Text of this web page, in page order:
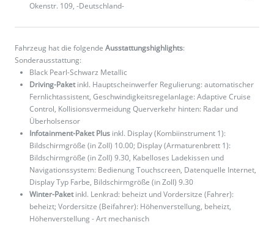
Okenstr. 109, -Deutschland-
Fahrzeug hat die folgende Ausstattungshighlights:
Sonderausstattung:
Black Pearl-Schwarz Metallic
Driving-Paketinkl. Hauptscheinwerfer Regulierung: automatischer
Fernlichtassistent, Geschwindigkeitsregelanlage: Adaptive Cruise
Control, Kollisionsvermeidung Querverkehr hinten: Radar und
Überholsensor
Infotainment-Paket Plus inkl. Display (Kombiinstrument 1):
Bildschirmgröße (in Zoll) 10.00; Display (Armaturenbrett 1):
Bildschirmgröße (in Zoll) 9.30, Kabelloses Ladekissen und
Navigationssystem: Bedienung Touchscreen, Datenquelle Internet,
Display Typ Farbe, Bildschirmgröße (in Zoll) 9.30
Winter-Paketinkl. Lenkrad: beheizt und Vordersitze (Fahrer):
beheizt; Vordersitze (Beifahrer): Höhenverstellung, beheizt,
Höhenverstellung - Art mechanisch